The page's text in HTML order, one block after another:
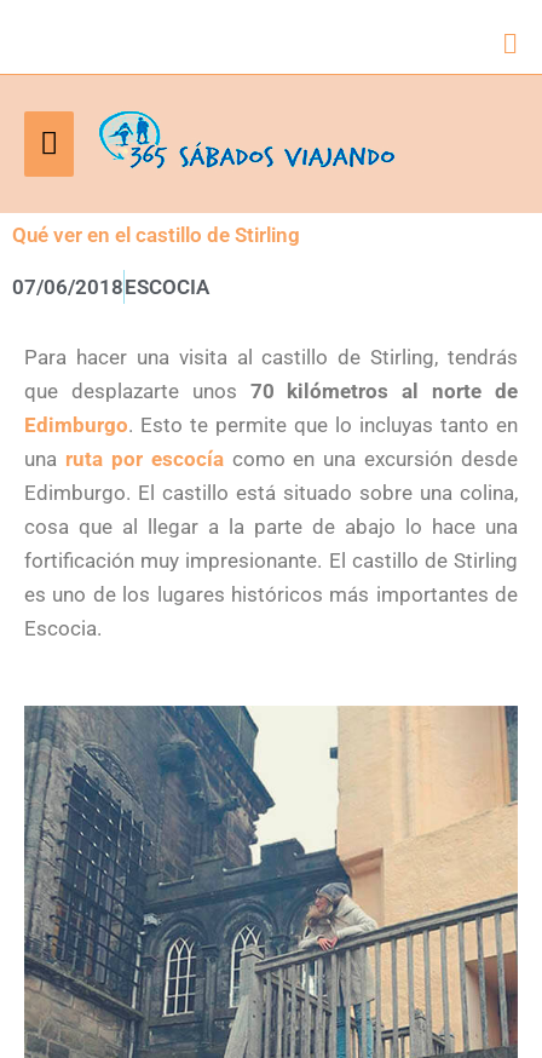
Menú
principal
Qué ver en el castillo de Stirling
07/06/2018ESCOCIA
Para hacer una visita al castillo de Stirling, tendrás
que desplazarte unos 70 kilómetros al norte de
Edimburgo. Esto te permite que lo incluyas tanto en
una ruta por escocíacomo en una excursión desde
Edimburgo. El castillo está situado sobre una colina,
cosa que al llegar a la parte de abajo lo hace una
fortificación muy impresionante. El castillo de Stirling
es uno de los lugares históricos más importantes de
Escocia.